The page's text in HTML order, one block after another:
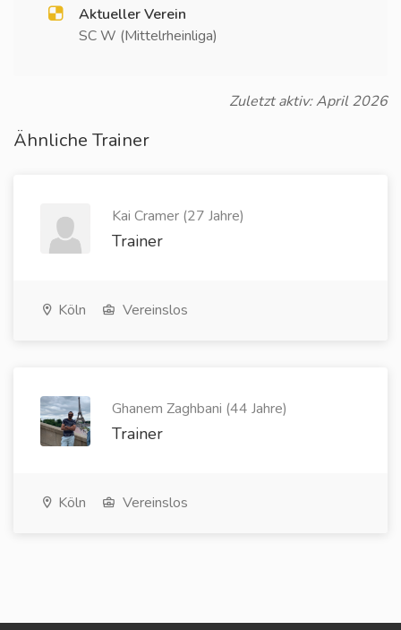
Aktueller Verein
SC W (Mittelrheinliga)
Zuletzt aktiv: April 2026
Ähnliche Trainer
Kai Cramer (27 Jahre)
Trainer
Köln Vereinslos
Ghanem Zaghbani (44 Jahre)
Trainer
Köln Vereinslos